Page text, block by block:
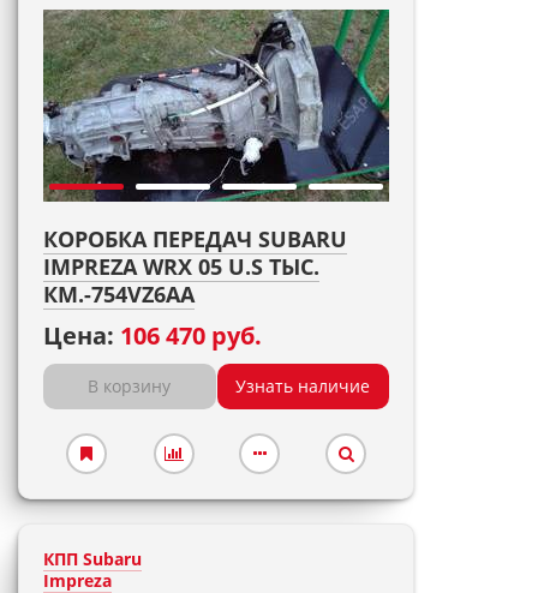
КОРОБКА ПЕРЕДАЧ SUBARU
IMPREZA WRX 05 U.S ТЫС.
КМ.-754VZ6AA
Цена: 106 470 руб.
В корзину Узнать наличие
КПП Subaru
Impreza